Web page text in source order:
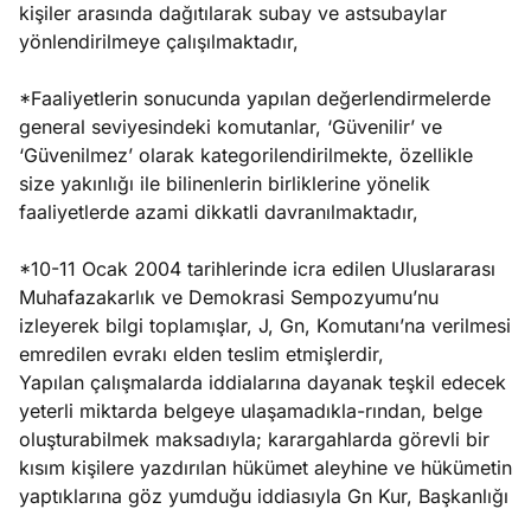
kişiler arasında dağıtılarak subay ve astsubaylar
yönlendirilmeye çalışılmaktadır,
*Faaliyetlerin sonucunda yapılan değerlendirmelerde
general seviyesindeki komutanlar, ‘Güvenilir’ ve
‘Güvenilmez’ olarak kategorilendirilmekte, özellikle
size yakınlığı ile bilinenlerin birliklerine yönelik
faaliyetlerde azami dikkatli davranılmaktadır,
*10-11 Ocak 2004 tarihlerinde icra edilen Uluslararası
Muhafazakarlık ve Demokrasi Sempozyumu’nu
izleyerek bilgi toplamışlar, J, Gn, Komutanı’na verilmesi
emredilen evrakı elden teslim etmişlerdir,
Yapılan çalışmalarda iddialarına dayanak teşkil edecek
yeterli miktarda belgeye ulaşamadıkla-rından, belge
oluşturabilmek maksadıyla; karargahlarda görevli bir
kısım kişilere yazdırılan hükümet aleyhine ve hükümetin
yaptıklarına göz yumduğu iddiasıyla Gn Kur, Başkanlığı